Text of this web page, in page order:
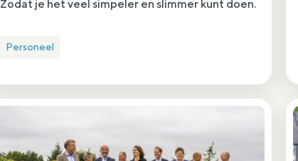
Zodat je het veel simpeler en slimmer kunt doen.
Personeel